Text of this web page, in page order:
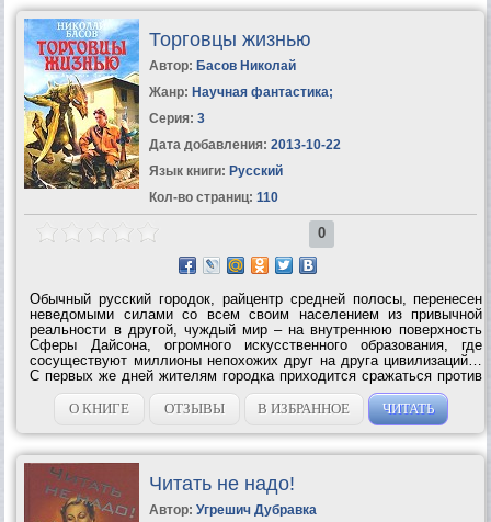
Торговцы жизнью
Автор: Басов Николай
Жанр: Научная фантастика;
Серия: 3
Дата добавления: 2013-10-22
Язык книги: Русский
Кол-во страниц: 110
0
Обычный русский городок, райцентр средней полосы, перенесен
неведомыми силами со всем своим населением из привычной
реальности в другой, чуждый мир – на внутреннюю поверхность
Сферы Дайсона, огромного искусственного образования, где
сосуществуют миллионы непохожих друг на друга цивилизаций…
С первых же дней жителям городка приходится сражаться против
враждебного окружения, чтобы выжить и найти свое место в этом
странном...
О КНИГЕ ОТЗЫВЫ В ИЗБРАННОЕ ЧИТАТЬ
Читать не надо!
Автор: Угрешич Дубравка